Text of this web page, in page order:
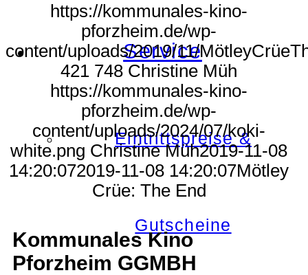
Service
Eintrittspreise &
Gutscheine
https://kommunales-kino-
pforzheim.de/wp-
content/uploads/2019/11/
421 748 Christine Müh
https://kommunales-kino-
pforzheim.de/wp-
content/uploads/2024/07/koki-
white.png Christine Müh2019-11-08
14:20:072019-11-08 14:20:07Mötley
Crüe: The End
Kommunales Kino
Pforzheim GGMBH